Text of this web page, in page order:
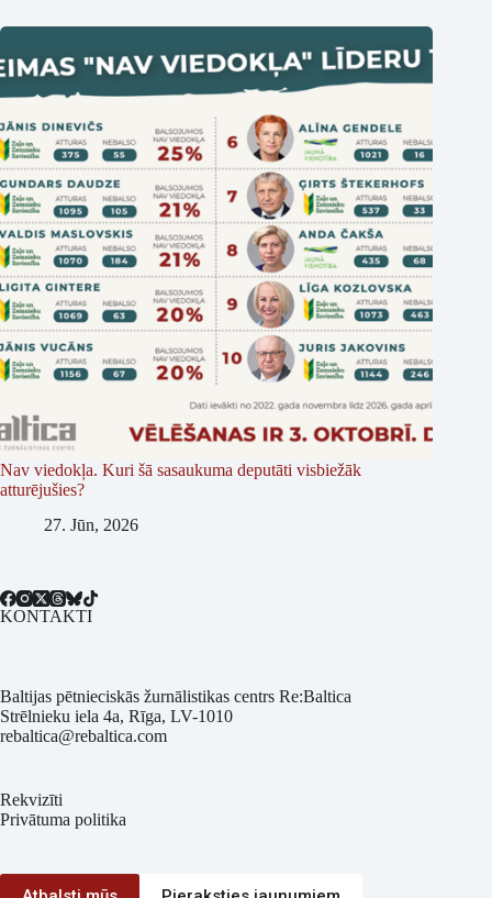
Nav viedokļa. Kuri šā sasaukuma deputāti visbiežāk
atturējušies?
27. Jūn, 2026
KONTAKTI
Baltijas pētnieciskās žurnālistikas centrs Re:Baltica
Strēlnieku iela 4a, Rīga, LV-1010
rebaltica@rebaltica.com
Rekvizīti
Privātuma politika